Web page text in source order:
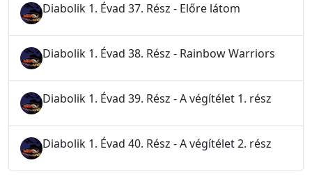
Diabolik 1. Évad 37. Rész - Előre látom
Diabolik 1. Évad 38. Rész - Rainbow Warriors
Diabolik 1. Évad 39. Rész - A végítélet 1. rész
Diabolik 1. Évad 40. Rész - A végítélet 2. rész